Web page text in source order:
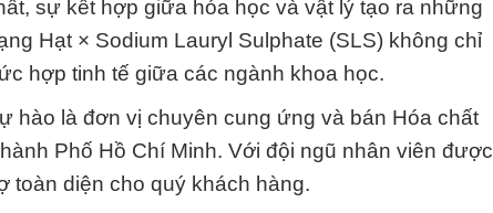
sự kết hợp giữa hóa học và vật lý tạo ra những
Hạt × Sodium Lauryl Sulphate (SLS) không chỉ
hợp tinh tế giữa các ngành khoa học.
hào là đơn vị chuyên cung ứng và bán Hóa chất
Phố Hồ Chí Minh. Với đội ngũ nhân viên được
toàn diện cho quý khách hàng.